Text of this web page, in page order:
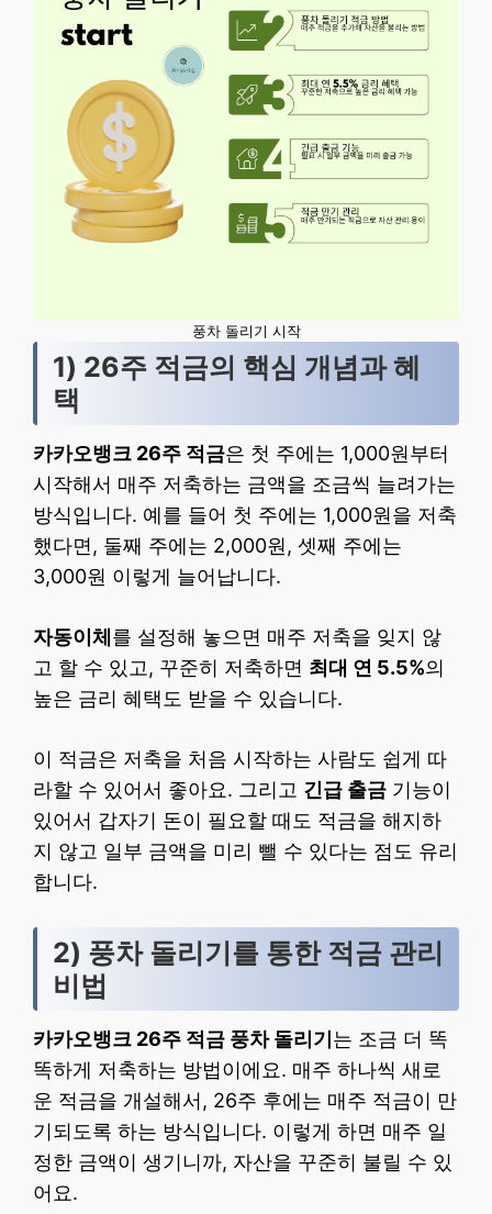
풍차 돌리기 시작
1) 26주 적금의 핵심 개념과 혜
택
카카오뱅크 26주 적금은 첫 주에는 1,000원부터
시작해서 매주 저축하는 금액을 조금씩 늘려가는
방식입니다. 예를 들어 첫 주에는 1,000원을 저축
했다면, 둘째 주에는 2,000원, 셋째 주에는
3,000원 이렇게 늘어납니다.
자동이체 를 설정해 놓으면 매주 저축을 잊지 않
고 할 수 있고, 꾸준히 저축하면 최대 연 5.5%의
높은 금리 혜택도 받을 수 있습니다.
이 적금은 저축을 처음 시작하는 사람도 쉽게 따
라할 수 있어서 좋아요. 그리고 긴급 출금 기능이
있어서 갑자기 돈이 필요할 때도 적금을 해지하
지 않고 일부 금액을 미리 뺄 수 있다는 점도 유리
합니다.
2) 풍차 돌리기를 통한 적금 관리
비법
카카오뱅크 26주 적금 풍차 돌리기 는 조금 더 똑
똑하게 저축하는 방법이에요. 매주 하나씩 새로
운 적금을 개설해서, 26주 후에는 매주 적금이 만
기되도록 하는 방식입니다. 이렇게 하면 매주 일
정한 금액이 생기니까, 자산을 꾸준히 불릴 수 있
어요.